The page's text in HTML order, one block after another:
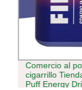
Comercio al
cigarrillo
Puff Energy